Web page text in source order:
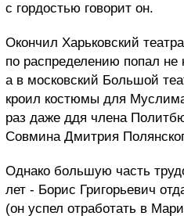
с гордостью говорит он.
Окончил Харьковский
по распределению попал не
а в московский Большой
кроил костюмы для
раз даже ддя члена
Совмина Дмитрия
Однако большую часть
лет - Борис Григорьевич
(он успел отработать в